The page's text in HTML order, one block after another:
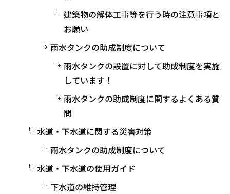
建築物の解体工事等を行う時の注意事項と
お願い
雨水タンクの助成制度について
雨水タンクの設置に対して助成制度を実施
しています！
雨水タンクの助成制度に関するよくある質
問
水道・下水道に関する災害対策
雨水タンクの助成制度について
水道・下水道の使用ガイド
下水道の維持管理